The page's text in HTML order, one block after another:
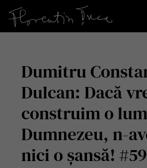
Dumitru
Dulcan: Dacă
construim o
Dumnezeu, n-
nici o șansă! #59